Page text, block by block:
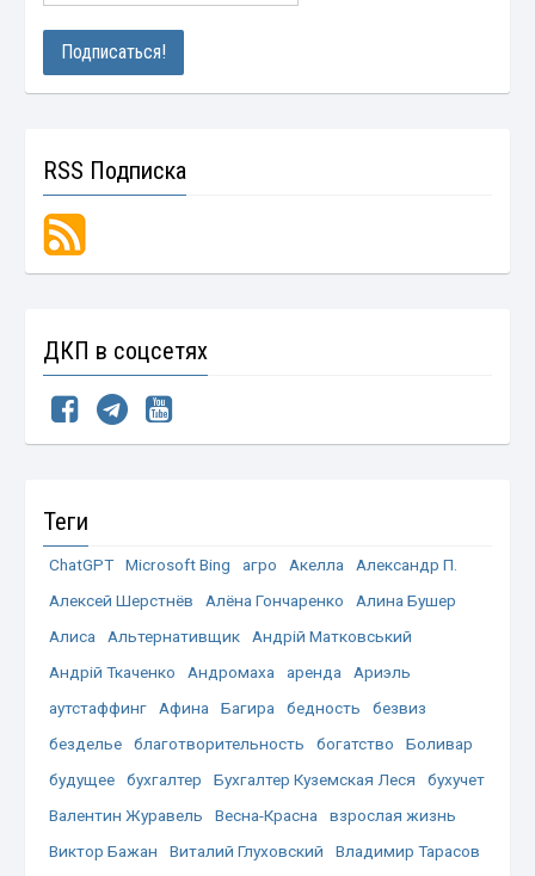
RSS Подписка
ДКП в соцсетях
Теги
ChatGPT Microsoft Bing агро Акелла
Александр П.
Алексей Шерстнёв
Алёна Гончаренко
Алина Бушер
Алиса
Альтернативщик
Андрій Матковський
Андрій Ткаченко
Андромаха аренда
Ариэль
аутстаффинг
Афина Багира бедность
безвиз
безделье
благотворительность богатство
Боливар
будущее
бухгалтер Бухгалтер Куземская Леся
бухучет
Валентин Журавель
Весна-Красна
взрослая жизнь
Виктор Бажан
Виталий Глуховский
Владимир Тарасов